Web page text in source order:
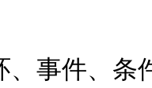
事件、条